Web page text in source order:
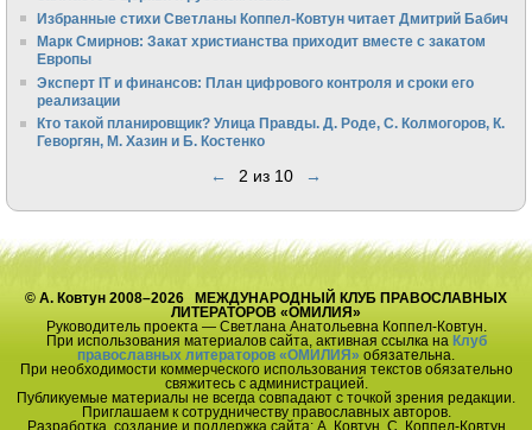
Избранные стихи Светланы Коппел-Ковтун читает Дмитрий Бабич
Марк Смирнов: Закат христианства приходит вместе с закатом
Европы
Эксперт IT и финансов: План цифрового контроля и сроки его
реализации
Кто такой планировщик? Улица Правды. Д. Роде, С. Колмогоров, К.
Геворгян, М. Хазин и Б. Костенко
← 2 из 10 →
© А. Ковтун 2008–2026 МЕЖДУНАРОДНЫЙ КЛУБ ПРАВОСЛАВНЫХ
ЛИТЕРАТОРОВ «ОМИЛИЯ»
Руководитель проекта — Светлана Анатольевна Коппел-Ковтун.
При использования материалов сайта, активная ссылка на Клуб
православных литераторов «ОМИЛИЯ» обязательна.
При необходимости коммерческого использования текстов обязательно
свяжитесь с администрацией.
Публикуемые материалы не всегда совпадают с точкой зрения редакции.
Приглашаем к сотрудничеству православных авторов.
Разработка, создание и поддержка сайта: А. Ковтун, С. Коппел-Ковтун